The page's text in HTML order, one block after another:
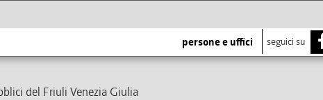
persone e uffici seguici su
del Friuli Venezia Giulia